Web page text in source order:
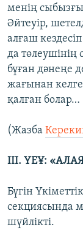
менің
Әйтеуір,
алғаш
да төлеушінің
бұған дәнеңе
жағынан
қалған болар…
(Жазба
ІІІ. ҮЕҰ:
Бүгін
секциясында
шүйлікті.